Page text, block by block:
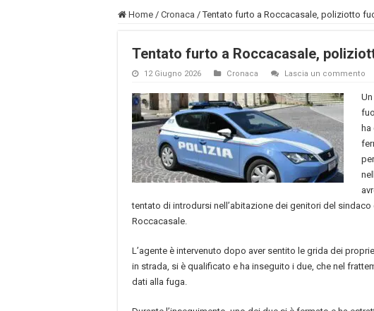
Home / Cronaca / Tentato furto a Roccacasale, poliziotto
Tentato furto a Roccacasale,
12 Giugno 2026 Cronaca Lascia un commento
tentato di introdursi nell’abitazione dei genitori del sindaco
Roccacasale.
L’agente è intervenuto dopo aver sentito le grida dei
in strada, si è qualificato e ha inseguito i due, che nel
dati alla fuga.